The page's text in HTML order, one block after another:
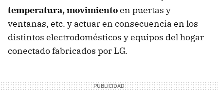
temperatura, movimientoen puertas y
ventanas, etc. y actuar en consecuencia en los
distintos electrodomésticos y equipos del hogar
conectado fabricados por LG.